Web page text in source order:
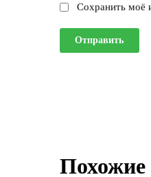
Сохранить моё